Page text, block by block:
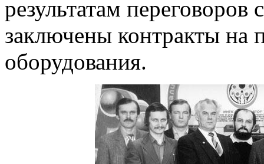
результатам
заключены контракты на
оборудования.